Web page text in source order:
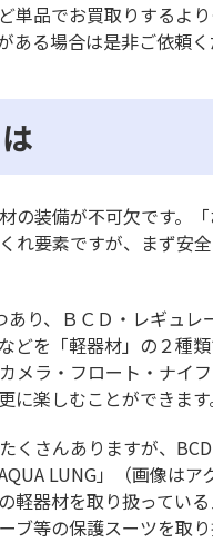
品でお買取りするよ
る場合は是非ご依頼く
装備が不可欠です。
れ要素ですが、まず安
り、ＢＣＤ・レギュ
を「軽器材」の２種
メラ・フロート・ナイ
楽しむことができます
くさんありますが、
LUNG」（画像はア
器材を取り扱ってい
等の保護スーツを取